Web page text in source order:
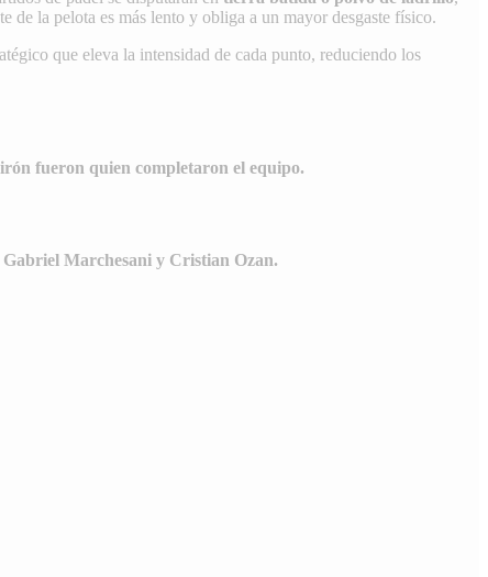
de la pelota es más lento y obliga a un mayor desgaste físico.
que eleva la intensidad de cada punto, reduciendo los
fueron quien completaron el equipo.
Marchesani y Cristian Ozan.